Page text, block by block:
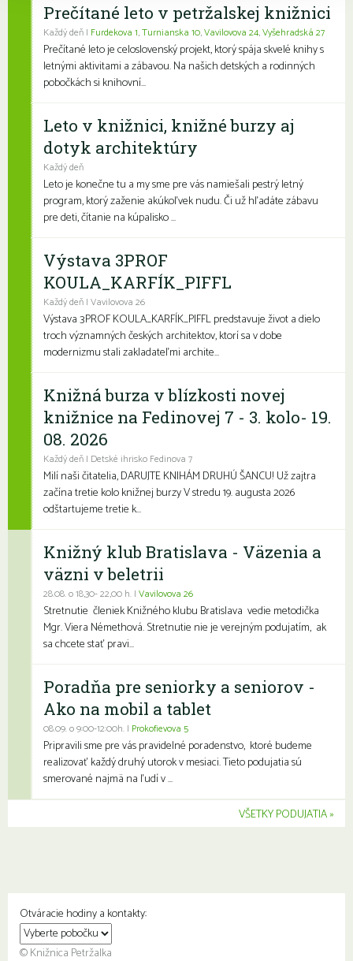
Prečítané leto v petržalskej knižnici
Každý deň | Furdekova 1,Turnianska 10,Vavilovova 24,Vyšehradská 27
Prečítané leto je celoslovenský projekt, ktorý spája skvelé knihy s
letnými aktivitami a zábavou. Na našich detských a rodinných
pobočkách si knihovní...
Leto v knižnici, knižné burzy aj
dotyk architektúry
Každý deň
Leto je konečne tu a my sme pre vás namiešali pestrý letný
program, ktorý zaženie akúkoľvek nudu. Či už hľadáte zábavu
pre deti, čítanie na kúpalisko ...
Výstava 3PROF
KOULA_KARFÍK_PIFFL
Každý deň | Vavilovova 26
Výstava 3PROF KOULA_KARFÍK_PIFFL predstavuje život a dielo
troch významných českých architektov, ktorí sa v dobe
modernizmu stali zakladateľmi archite...
Knižná burza v blízkosti novej
knižnice na Fedinovej 7 - 3. kolo- 19.
08. 2026
Každý deň | Detské ihrisko Fedinova 7
Milí naši čitatelia, DARUJTE KNIHÁM DRUHÚ ŠANCU! Už zajtra
začína tretie kolo knižnej burzy V stredu 19. augusta 2026
odštartujeme tretie k...
Knižný klub Bratislava - Väzenia a
väzni v beletrii
28.08. o 18,30- 22,00 h. | Vavilovova 26
Stretnutie členiek Knižného klubu Bratislava vedie metodička
Mgr. Viera Némethová. Stretnutie nie je verejným podujatím, ak
sa chcete stať pravi...
Poradňa pre seniorky a seniorov -
Ako na mobil a tablet
08.09. o 9:00-12:00h. | Prokofievova 5
Pripravili sme pre vás pravidelné poradenstvo, ktoré budeme
realizovať každý druhý utorok v mesiaci. Tieto podujatia sú
smerované najmä na ľudí v ...
VŠETKY PODUJATIA
Otváracie hodiny a kontakty:
© Knižnica Petržalka